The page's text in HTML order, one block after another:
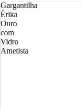
Gargantilha
Érika
Ouro
com
Vidro
Ametista